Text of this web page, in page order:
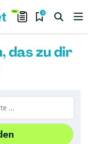
0
das zu dir